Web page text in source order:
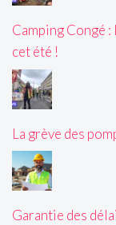
Camping Congé
cet été !
La grève des
Garantie des